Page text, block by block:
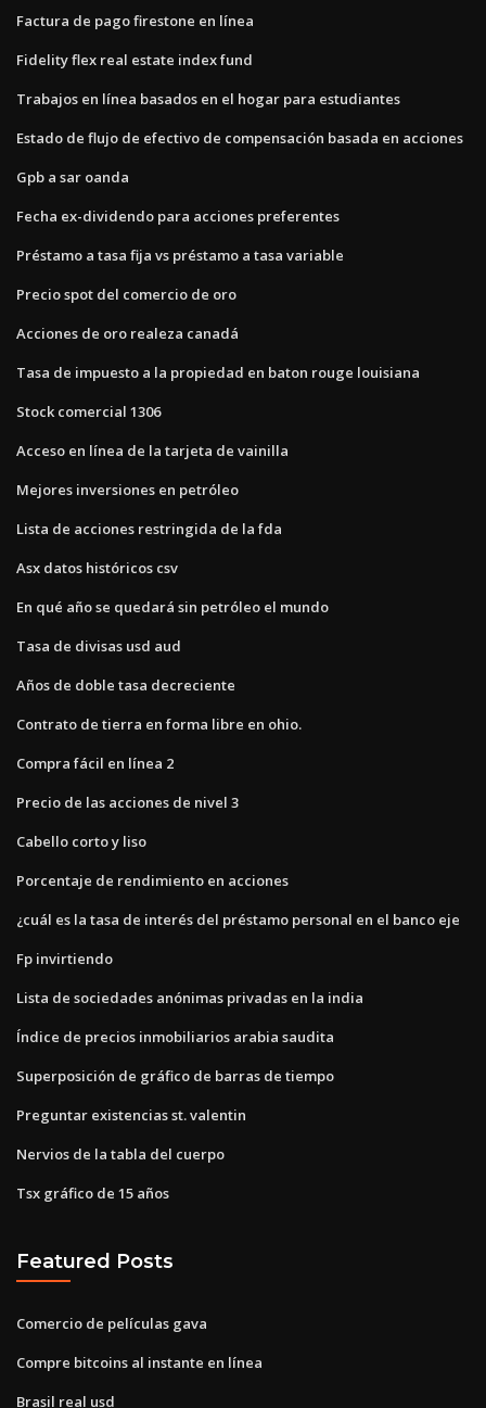
Factura de pago firestone en línea
Fidelity flex real estate index fund
Trabajos en línea basados ​​en el hogar para estudiantes
Estado de flujo de efectivo de compensación basada en acciones
Gpb a sar oanda
Fecha ex-dividendo para acciones preferentes
Préstamo a tasa fija vs préstamo a tasa variable
Precio spot del comercio de oro
Acciones de oro realeza canadá
Tasa de impuesto a la propiedad en baton rouge louisiana
Stock comercial 1306
Acceso en línea de la tarjeta de vainilla
Mejores inversiones en petróleo
Lista de acciones restringida de la fda
Asx datos históricos csv
En qué año se quedará sin petróleo el mundo
Tasa de divisas usd aud
Años de doble tasa decreciente
Contrato de tierra en forma libre en ohio.
Compra fácil en línea 2
Precio de las acciones de nivel 3
Cabello corto y liso
Porcentaje de rendimiento en acciones
¿cuál es la tasa de interés del préstamo personal en el banco eje
Fp invirtiendo
Lista de sociedades anónimas privadas en la india
Índice de precios inmobiliarios arabia saudita
Superposición de gráfico de barras de tiempo
Preguntar existencias st. valentin
Nervios de la tabla del cuerpo
Tsx gráfico de 15 años
Featured Posts
Comercio de películas gava
Compre bitcoins al instante en línea
Brasil real usd